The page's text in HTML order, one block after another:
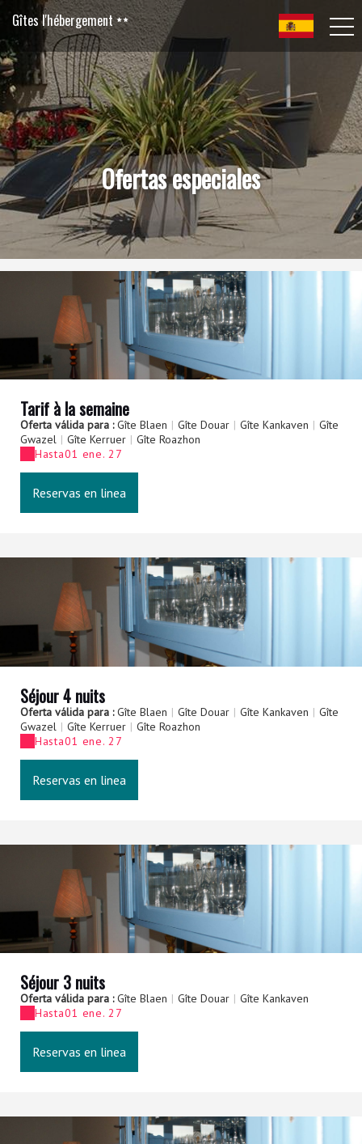
Gîtes l'hébergement
Ofertas especiales
Tarif à la semaine
Oferta válida para :Gîte Blaen | Gîte Douar | Gîte Kankaven | Gîte
Gwazel | Gîte Kerruer | Gîte Roazhon
Hasta01 ene. 27
Reservas en linea
Séjour 4 nuits
Oferta válida para :Gîte Blaen | Gîte Douar | Gîte Kankaven | Gîte
Gwazel | Gîte Kerruer | Gîte Roazhon
Hasta01 ene. 27
Reservas en linea
Séjour 3 nuits
Oferta válida para :Gîte Blaen | Gîte Douar | Gîte Kankaven
Hasta01 ene. 27
Reservas en linea